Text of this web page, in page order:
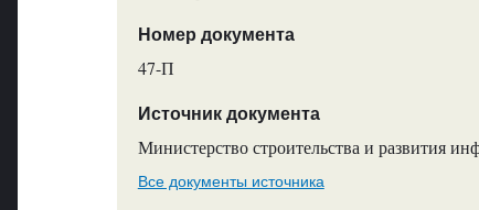
Номер документа
47-П
Источник документа
Министерство строительства и развития
Все документы источника